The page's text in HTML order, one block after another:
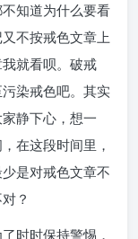
知道为什么要看
不按戒色文章上
就看呗。破戒
染戒色吧。其实
静下心，想一
在这段时间里，
是对戒色文章不
？
时时保持警惕，